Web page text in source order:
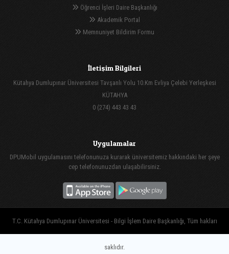
Öğrenci İşleri Daire Başkanlığı
Akademik Portal
Memnuniyet Bildirim Formu
İletişim Bilgileri
Kütahya Dumlupınar Üniversitesi Tavşanlı Yolu 10.Km Evliya Çelebi Yerleşkesi
KÜTAHYA
0 (274) 443 43 43
Uygulamalar
DPUMobil uygulamasını telefonunuza kurarak üniversitemiz hakkındaki her şeye
cep telefonunuzdan ulaşabilirsiniz.
T.C. Kütahya Dumlupınar Üniversitesi - Bilgi İşlem Daire Başkanlığı, Tüm hakları
saklıdır.